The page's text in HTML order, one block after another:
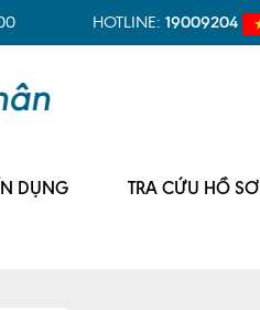
HOTLINE: 19009204
DỤNG TRA CỨU HỒ SƠ